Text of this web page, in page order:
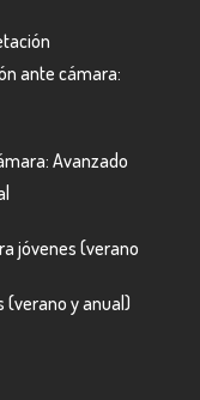
ante cámara:
Avanzado
jóvenes (verano
(verano y anual)